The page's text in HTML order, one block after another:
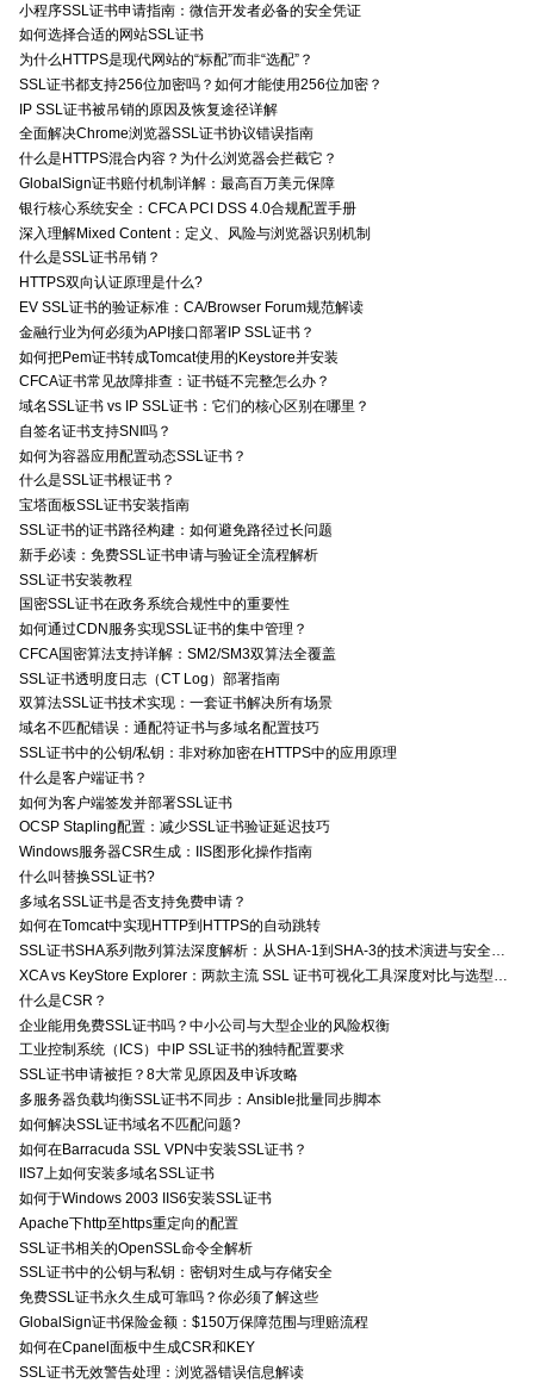
小程序SSL证书申请指南：微信开发者必备的安全凭证
如何选择合适的网站SSL证书
为什么HTTPS是现代网站的“标配”而非“选配”？
SSL证书都支持256位加密吗？如何才能使用256位加密？
IP SSL证书被吊销的原因及恢复途径详解
全面解决Chrome浏览器SSL证书协议错误指南
什么是HTTPS混合内容？为什么浏览器会拦截它？
GlobalSign证书赔付机制详解：最高百万美元保障
银行核心系统安全：CFCA PCI DSS 4.0合规配置手册
深入理解Mixed Content：定义、风险与浏览器识别机制
什么是SSL证书吊销？
HTTPS双向认证原理是什么?
EV SSL证书的验证标准：CA/Browser Forum规范解读
金融行业为何必须为API接口部署IP SSL证书？
如何把Pem证书转成Tomcat使用的Keystore并安装
CFCA证书常见故障排查：证书链不完整怎么办？
域名SSL证书 vs IP SSL证书：它们的核心区别在哪里？
自签名证书支持SNI吗？
如何为容器应用配置动态SSL证书？
什么是SSL证书根证书？
宝塔面板SSL证书安装指南
SSL证书的证书路径构建：如何避免路径过长问题
新手必读：免费SSL证书申请与验证全流程解析
SSL证书安装教程
国密SSL证书在政务系统合规性中的重要性
如何通过CDN服务实现SSL证书的集中管理？
CFCA国密算法支持详解：SM2/SM3双算法全覆盖
SSL证书透明度日志（CT Log）部署指南
双算法SSL证书技术实现：一套证书解决所有场景
域名不匹配错误：通配符证书与多域名配置技巧
SSL证书中的公钥/私钥：非对称加密在HTTPS中的应用原理
什么是客户端证书？
如何为客户端签发并部署SSL证书
OCSP Stapling配置：减少SSL证书验证延迟技巧
Windows服务器CSR生成：IIS图形化操作指南
什么叫替换SSL证书?
多域名SSL证书是否支持免费申请？
如何在Tomcat中实现HTTP到HTTPS的自动跳转
SSL证书SHA系列散列算法深度解析：从SHA-1到SHA-3的技术演进与安全特性
XCA vs KeyStore Explorer：两款主流 SSL 证书可视化工具深度对比与选型指南
什么是CSR？
企业能用免费SSL证书吗？中小公司与大型企业的风险权衡
工业控制系统（ICS）中IP SSL证书的独特配置要求
SSL证书申请被拒？8大常见原因及申诉攻略
多服务器负载均衡SSL证书不同步：Ansible批量同步脚本
如何解决SSL证书域名不匹配问题?
如何在Barracuda SSL VPN中安装SSL证书？
IIS7上如何安装多域名SSL证书
如何于Windows 2003 IIS6安装SSL证书
Apache下http至https重定向的配置
SSL证书相关的OpenSSL命令全解析
SSL证书中的公钥与私钥：密钥对生成与存储安全
免费SSL证书永久生成可靠吗？你必须了解这些
GlobalSign证书保险金额：$150万保障范围与理赔流程
如何在Cpanel面板中生成CSR和KEY
SSL证书无效警告处理：浏览器错误信息解读